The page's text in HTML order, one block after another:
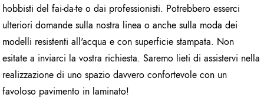
hobbisti del fai-da-te o dai professionisti. Potrebbero esserci
ulteriori domande sulla nostra linea o anche sulla moda dei
modelli resistenti all'acqua e con superficie stampata. Non
esitate a inviarci la vostra richiesta. Saremo lieti di assistervi nella
realizzazione di uno spazio davvero confortevole con un
favoloso pavimento in laminato!